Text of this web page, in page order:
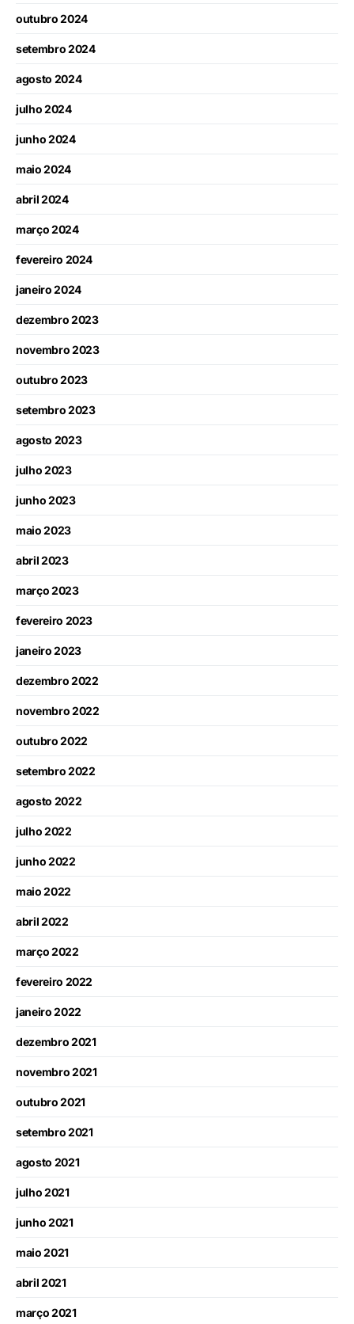
outubro 2024
setembro 2024
agosto 2024
julho 2024
junho 2024
maio 2024
abril 2024
março 2024
fevereiro 2024
janeiro 2024
dezembro 2023
novembro 2023
outubro 2023
setembro 2023
agosto 2023
julho 2023
junho 2023
maio 2023
abril 2023
março 2023
fevereiro 2023
janeiro 2023
dezembro 2022
novembro 2022
outubro 2022
setembro 2022
agosto 2022
julho 2022
junho 2022
maio 2022
abril 2022
março 2022
fevereiro 2022
janeiro 2022
dezembro 2021
novembro 2021
outubro 2021
setembro 2021
agosto 2021
julho 2021
junho 2021
maio 2021
abril 2021
março 2021